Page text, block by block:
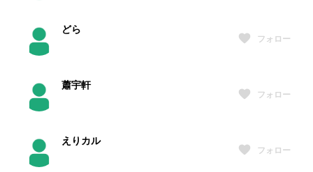
どら
フォロー
蕭宇軒
フォロー
えりカル
フォロー